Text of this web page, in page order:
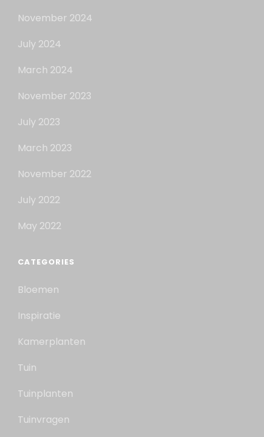
November 2024
July 2024
March 2024
November 2023
July 2023
March 2023
November 2022
July 2022
May 2022
CATEGORIES
Bloemen
Inspiratie
Kamerplanten
Tuin
Tuinplanten
Tuinvragen